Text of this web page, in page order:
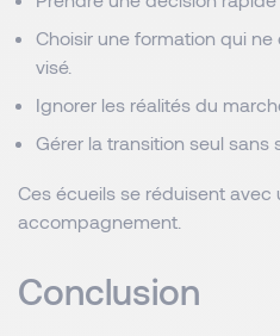
Choisir une formation qui
visé.
Ignorer les réalités du
Gérer la transition seul sans
Ces écueils se réduisent avec
accompagnement.
Conclusion